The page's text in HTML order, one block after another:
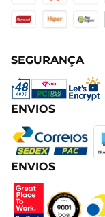
SEGURANÇA
ENVIOS
ENVIOS